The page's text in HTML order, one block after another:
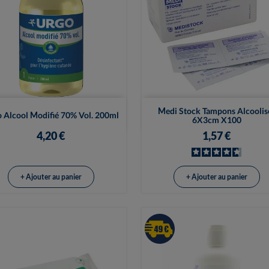
Alcool Modifié 70% Vol. 200ml
4,20 €
Vue rapide
+ Ajouter au panier
Medi Stock Tampons
6X3cm X100
1,57 €
Vue rapide
+ Ajouter au panier